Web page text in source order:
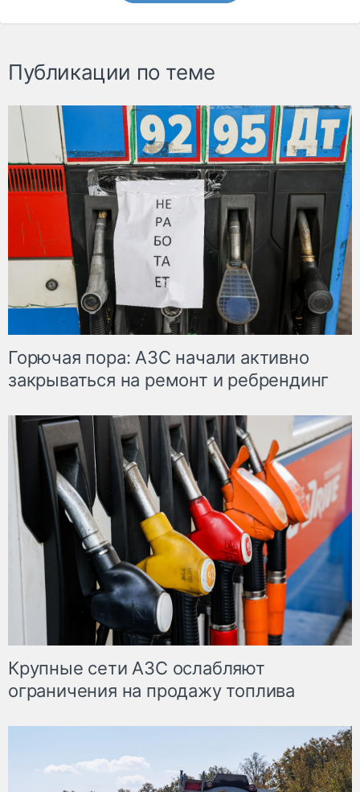
Публикации по теме
Горючая пора: АЗС начали активно
закрываться на ремонт и ребрендинг
Крупные сети АЗС ослабляют
ограничения на продажу топлива